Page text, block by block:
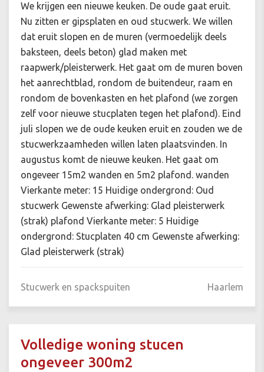
We krijgen een nieuwe keuken. De oude gaat eruit.
Nu zitten er gipsplaten en oud stucwerk. We willen
dat eruit slopen en de muren (vermoedelijk deels
baksteen, deels beton) glad maken met
raapwerk/pleisterwerk. Het gaat om de muren boven
het aanrechtblad, rondom de buitendeur, raam en
rondom de bovenkasten en het plafond (we zorgen
zelf voor nieuwe stucplaten tegen het plafond). Eind
juli slopen we de oude keuken eruit en zouden we de
stucwerkzaamheden willen laten plaatsvinden. In
augustus komt de nieuwe keuken. Het gaat om
ongeveer 15m2 wanden en 5m2 plafond. wanden
Vierkante meter: 15 Huidige ondergrond: Oud
stucwerk Gewenste afwerking: Glad pleisterwerk
(strak) plafond Vierkante meter: 5 Huidige
ondergrond: Stucplaten 40 cm Gewenste afwerking:
Glad pleisterwerk (strak)
Stucwerk en spackspuiten Haarlem
Volledige woning stucen
ongeveer 300m2